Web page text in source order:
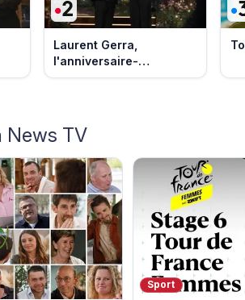
Laurent Gerra,
l'anniversaire-
événement
News TV
Sport